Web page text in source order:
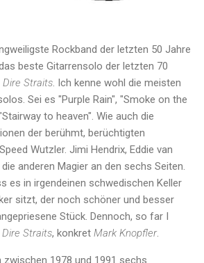
Rockband der letzten 50 Jahre
beste Gitarrensolo der letzten 70
Dire Straits. Ich kenne wohl die meisten
Sei es "Purple Rain", "Smoke on the
to heaven". Wie auch die
der berühmt, berüchtigten
Wutzler. Jimi Hendrix, Eddie van
anderen Magier an den sechs Seiten.
es in irgendeinen schwedischen Keller
sitzt, der noch schöner und besser
Stück. Dennoch, so far I
Dire Straits, konkret Mark Knopfler.
zwischen 1978 und 1991 sechs